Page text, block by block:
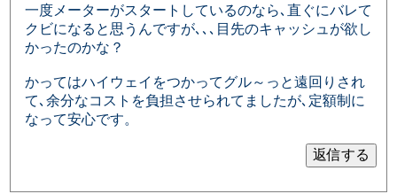
一度メーターがスタートしているのなら､直ぐにバレて
クビになると思うんですが､､､目先のキャッシュが欲し
かったのかな？
かってはハイウェイをつかってグル～っと遠回りされ
て､余分なコストを負担させられてましたが､定額制に
なって安心です。